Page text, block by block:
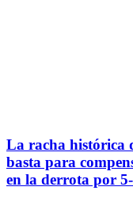
La racha histórica
basta para
en la derrota por